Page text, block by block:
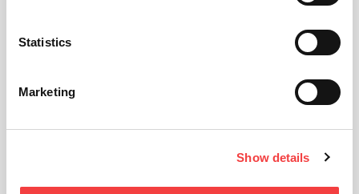
Statistics
Marketing
Show details